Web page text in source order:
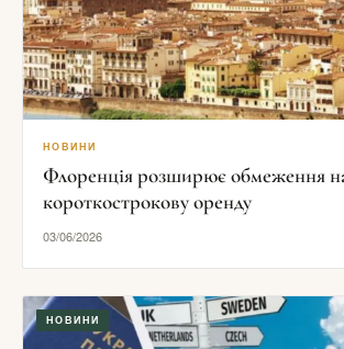
НОВИНИ
Флоренція розширює обмеження
короткострокову оренду
03/06/2026
НОВИНИ